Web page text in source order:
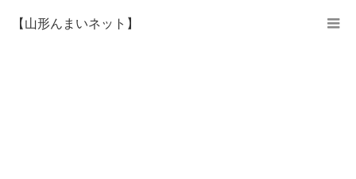
【山形んまいネット】